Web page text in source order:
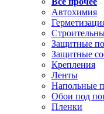
Автохимия
Защитные
Защитные
Крепления
Ленты
Напольные
Обои под
Пленки